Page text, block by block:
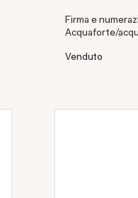
Firma e
Acquaforte/
Venduto